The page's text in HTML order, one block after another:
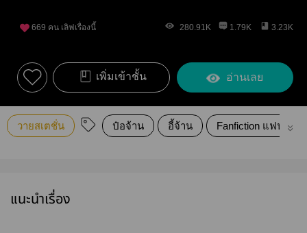
669 คน เลิฟเรื่องนี้ 280.91K 1.79K 3.23K
เพิ่มเข้าชั้น อ่านเลย
วายสเตชั่น ป๋อจ้าน อี้จ้าน Fanfiction แฟนฟิค
แนะนำเรื่อง